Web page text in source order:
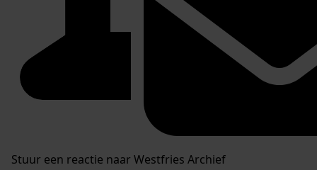
Stuur een reactie naar Westfries Archief